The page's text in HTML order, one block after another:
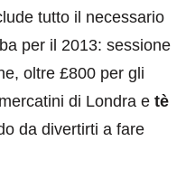
tutto il necessario
per il 2013: sessione
oltre £800 per gli
di Londra e tè
da divertirti a fare